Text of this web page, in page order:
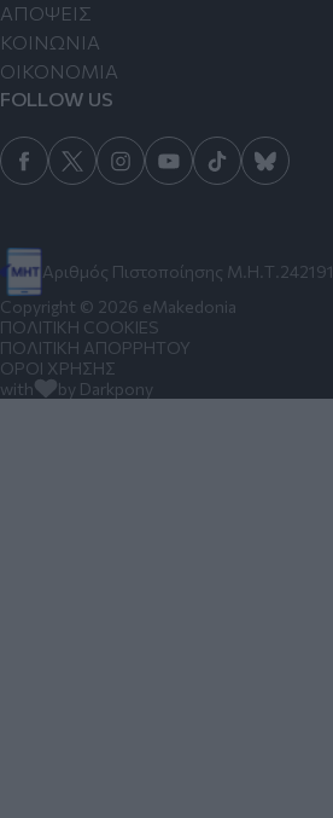
Αριθμός Πιστοποίησης Μ.Η.Τ.242191
ΑΠΟΨΕΙΣ
ΚΟΙΝΩΝΙΑ
ΟΙΚΟΝΟΜΙΑ
FOLLOW US
Copyright © 2026 eMakedonia
ΠΟΛΙΤΙΚΗ COOKIES
ΠΟΛΙΤΙΚΗ ΑΠΟΡΡΗΤΟΥ
ΟΡΟΙ ΧΡΗΣΗΣ
with
by Darkpony